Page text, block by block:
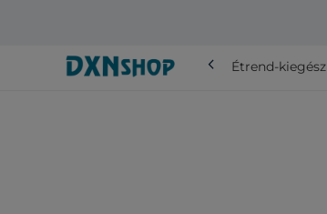
chevron_left
Összes Étrend-